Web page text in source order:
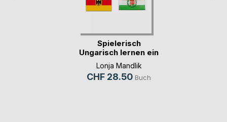
Spielerisch
Ungarisch lernen ein
M(...)
Lonja Mandlik
CHF 28.50 Buch